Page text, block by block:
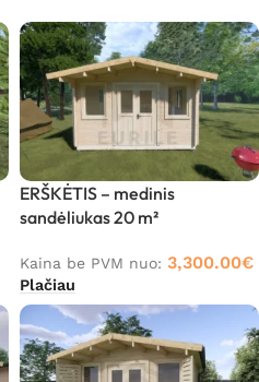
ERŠKĖTIS – medinis
sandėliukas 20 m²
Kaina be PVM nuo: 3,300.00€
Plačiau